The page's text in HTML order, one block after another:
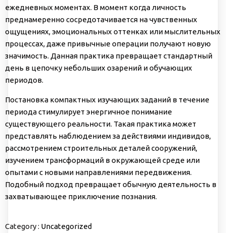
ежедневных моментах. В момент когда личность
преднамеренно сосредотачивается на чувственных
ощущениях, эмоциональных оттенках или мыслительных
процессах, даже привычные операции получают новую
значимость. Данная практика превращает стандартный
день в цепочку небольших озарений и обучающих
периодов.
Постановка компактных изучающих заданий в течение
периода стимулирует энергичное понимание
существующего реальности. Такая практика может
представлять наблюдением за действиями индивидов,
рассмотрением строительных деталей сооружений,
изучением трансформаций в окружающей среде или
опытами с новыми направлениями передвижения.
Подобный подход превращает обычную деятельность в
захватывающее приключение познания.
Category : Uncategorized